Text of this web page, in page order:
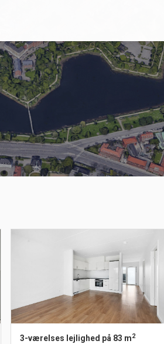
3-værelses lejlighed på 83 m2